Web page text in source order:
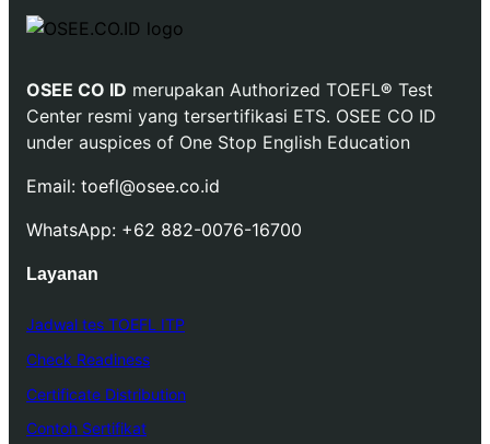
OSEE CO ID merupakan Authorized TOEFL® Test
Center resmi yang tersertifikasi ETS. OSEE CO ID
under auspices of One Stop English Education
Email: toefl@osee.co.id
WhatsApp: +62 882-0076-16700
Layanan
Jadwal tes TOEFL ITP
Check Readiness
Certificate Distribution
Contoh Sertifikat